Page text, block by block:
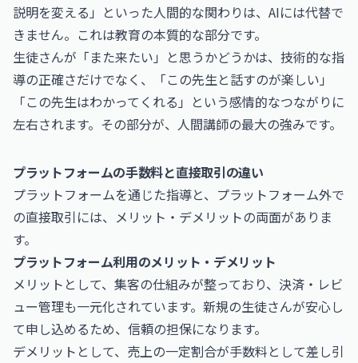
説明を変える」といった人間的な関わりは、AIには代替で
きません。これは教育の本質的な部分です。
生徒さんが「また来たい」と思うかどうかは、技術的な指
導の正確さだけでなく、「この先生と話すのが楽しい」
「この先生はわかってくれる」という感情的なつながりに
左右されます。その部分が、人間講師の最大の強みです。
プラットフォームの手数料と直接取引の違い
プラットフォームを通じた指導と、プラットフォーム外で
の直接取引には、メリット・デメリットの両面がありま
す。
プラットフォーム利用のメリット・デメリット
メリットとして、集客の仕組みが整っており、決済・レビ
ュー管理も一元化されています。新規の生徒さんが安心し
て申し込めるため、信頼の担保になります。
デメリットとして、売上の一定割合が手数料として差し引